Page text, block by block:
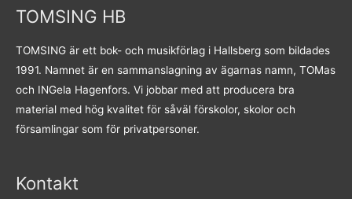
TOMSING HB
TOMSING är ett bok- och musikförlag i Hallsberg som bildades
1991. Namnet är en sammanslagning av ägarnas namn, TOMas
och INGela Hagenfors. Vi jobbar med att producera bra
material med hög kvalitet för såväl förskolor, skolor och
församlingar som för privatpersoner.
Kontakt